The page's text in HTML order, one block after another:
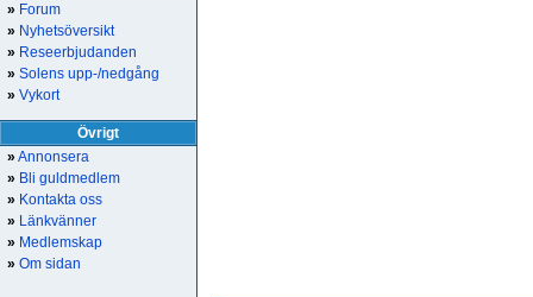
» Forum
» Nyhetsöversikt
» Reseerbjudanden
» Solens upp-/nedgång
» Vykort
Övrigt
» Annonsera
» Bli guldmedlem
» Kontakta oss
» Länkvänner
» Medlemskap
» Om sidan